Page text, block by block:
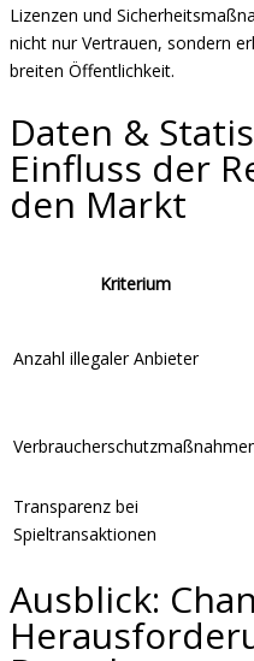
Lizenzen und
nicht nur Vertrauen, sondern
breiten Öffentlichkeit.
Daten &
Einfluss der
den Markt
Kriterium
Anzahl illegaler Anbieter
Transparenz bei
Spieltransaktionen
Ausblick: